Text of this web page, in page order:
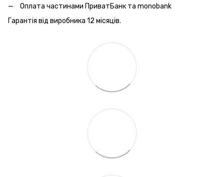
Оплата частинами ПриватБанк та monobank
Гарантія від виробника 12 місяців.